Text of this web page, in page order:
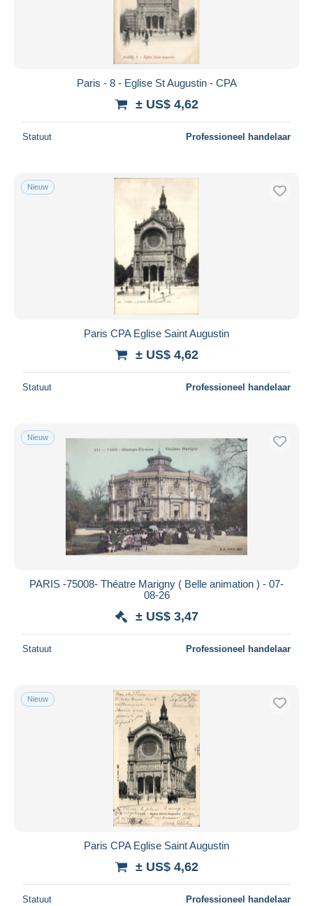
Paris - 8 - Eglise St Augustin - CPA
± US$ 4,62
Statuut Professioneel handelaar
Nieuw
Paris CPA Eglise Saint Augustin
± US$ 4,62
Statuut Professioneel handelaar
Nieuw
PARIS -75008- Théatre Marigny ( Belle animation ) - 07-
08-26
± US$ 3,47
Statuut Professioneel handelaar
Nieuw
Paris CPA Eglise Saint Augustin
± US$ 4,62
Statuut Professioneel handelaar